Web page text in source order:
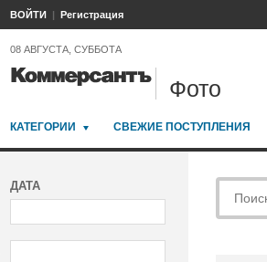
ВОЙТИ Регистрация
08 АВГУСТА, СУББОТА
Фото
КАТЕГОРИИ СВЕЖИЕ ПОСТУПЛЕНИЯ
ДАТА